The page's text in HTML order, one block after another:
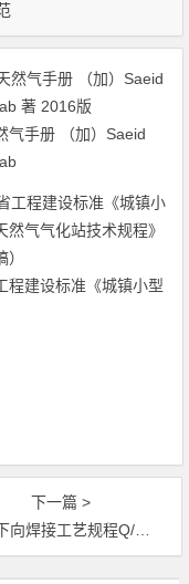
气手册 （加）Saeid
程建设标准《城镇小型
下一篇 >
工艺规程Q/石油天然气标准 1078-2010